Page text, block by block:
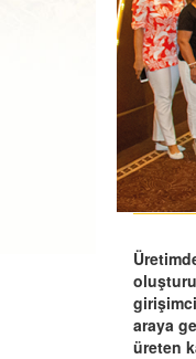
araya
üreten